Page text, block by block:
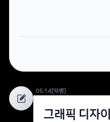
05:14[익명]
그래픽 디자